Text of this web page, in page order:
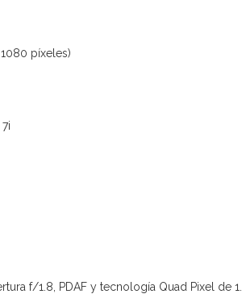
píxeles)
f/1.8, PDAF y tecnología Quad Pixel de